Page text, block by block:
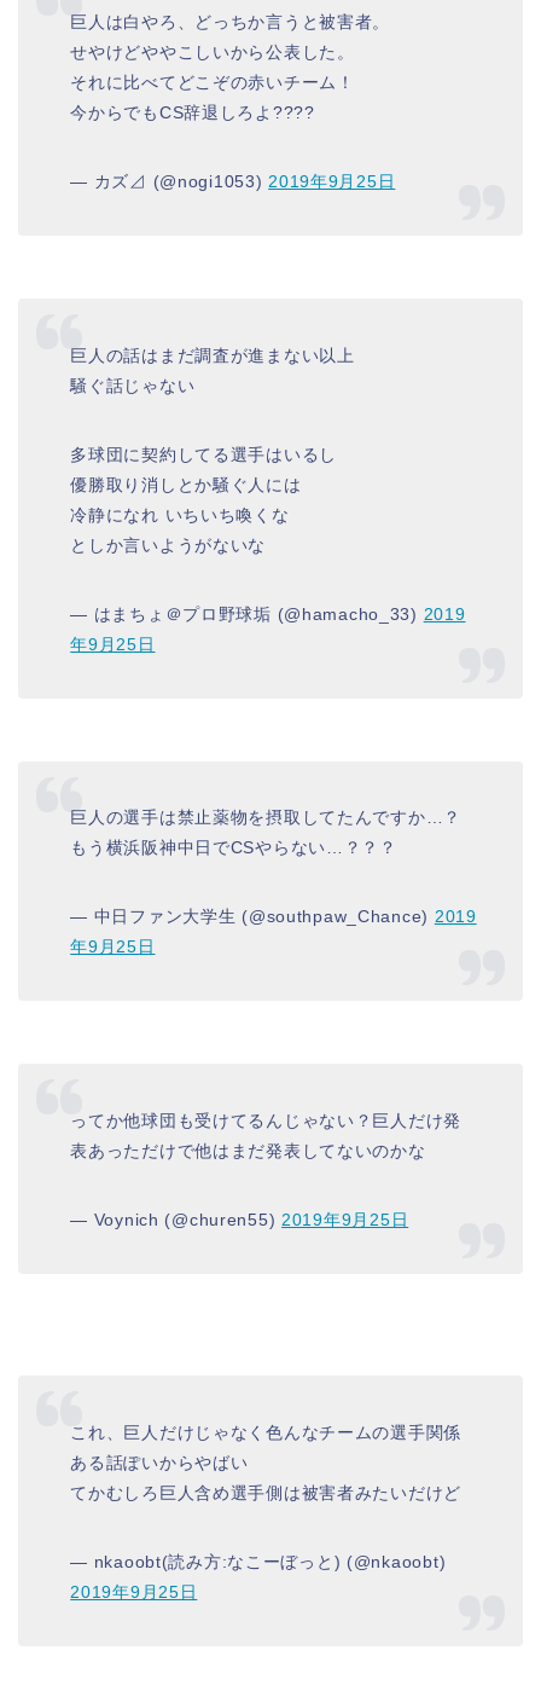
巨人は白やろ、どっちか言うと被害者。
せやけどややこしいから公表した。
それに比べてどこぞの赤いチーム！
今からでもCS辞退しろよ????
— カズ⊿ (@nogi1053) 2019年9月25日
巨人の話はまだ調査が進まない以上
騒ぐ話じゃない
多球団に契約してる選手はいるし
優勝取り消しとか騒ぐ人には
冷静になれ いちいち喚くな
としか言いようがないな
— はまちょ＠プロ野球垢 (@hamacho_33) 2019
年9月25日
巨人の選手は禁止薬物を摂取してたんですか…？
もう横浜阪神中日でCSやらない…？？？
— 中日ファン大学生 (@southpaw_Chance) 2019
年9月25日
ってか他球団も受けてるんじゃない？巨人だけ発
表あっただけで他はまだ発表してないのかな
— Voynich (@churen55) 2019年9月25日
これ、巨人だけじゃなく色んなチームの選手関係
ある話ぽいからやばい
てかむしろ巨人含め選手側は被害者みたいだけど
— nkaoobt(読み方:なこーぼっと) (@nkaoobt)
2019年9月25日